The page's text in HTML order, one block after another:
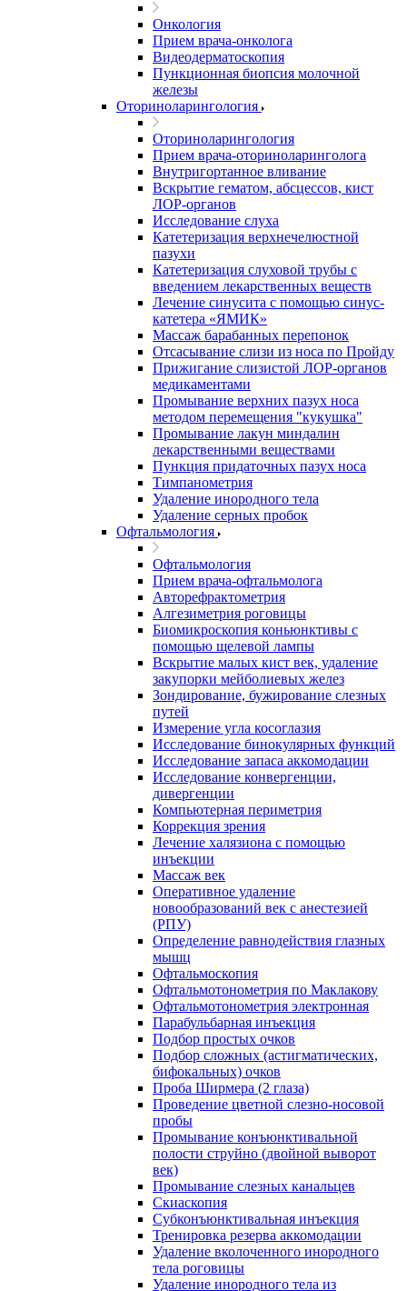
Онкология
Прием врача-онколога
Видеодерматоскопия
Пункционная биопсия молочной
железы
Оториноларингология
Оториноларингология
Прием врача-оториноларинголога
Внутригортанное вливание
Вскрытие гематом, абсцессов, кист
ЛОР-органов
Исследование слуха
Катетеризация верхнечелюстной
пазухи
Катетеризация слуховой трубы с
введением лекарственных веществ
Лечение синусита с помощью синус-
катетера «ЯМИК»
Массаж барабанных перепонок
Отсасывание слизи из носа по Пройду
Прижигание слизистой ЛОР-органов
медикаментами
Промывание верхних пазух носа
методом перемещения "кукушка"
Промывание лакун миндалин
лекарственными веществами
Пункция придаточных пазух носа
Тимпанометрия
Удаление инородного тела
Удаление серных пробок
Офтальмология
Офтальмология
Прием врача-офтальмолога
Авторефрактометрия
Алгезиметрия роговицы
Биомикроскопия коньюнктивы с
помощью щелевой лампы
Вскрытие малых кист век, удаление
закупорки мейболиевых желез
Зондирование, бужирование слезных
путей
Измерение угла косоглазия
Исследование бинокулярных функций
Исследование запаса аккомодации
Исследование конвергенции,
дивергенции
Компьютерная периметрия
Коррекция зрения
Лечение халязиона с помощью
инъекции
Массаж век
Оперативное удаление
новообразований век с анестезией
(РПУ)
Определение равнодействия глазных
мышц
Офтальмоскопия
Офтальмотонометрия по Маклакову
Офтальмотонометрия электронная
Парабульбарная инъекция
Подбор простых очков
Подбор сложных (астигматических,
бифокальных) очков
Проба Ширмера (2 глаза)
Проведение цветной слезно-носовой
пробы
Промывание конъюнктивальной
полости струйно (двойной выворот
век)
Промывание слезных канальцев
Скиаскопия
Субконъюнктивальная инъекция
Тренировка резерва аккомодации
Удаление вколоченного инородного
тела роговицы
Удаление инородного тела из